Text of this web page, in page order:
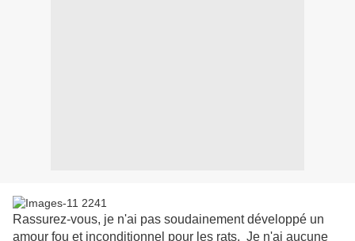
Rassurez-vous, je n'ai pas soudainement développé un
amour fou et inconditionnel pour les rats. Je n'ai aucune